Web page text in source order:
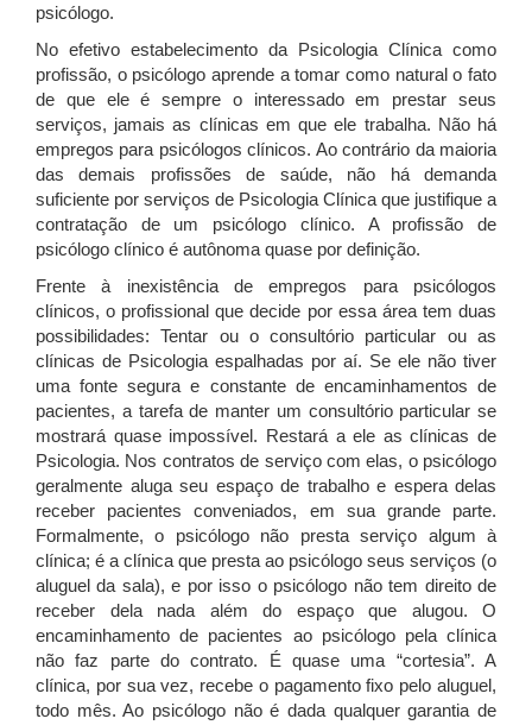
psicólogo.
No efetivo estabelecimento da Psicologia Clínica como
profissão, o psicólogo aprende a tomar como natural o fato
de que ele é sempre o interessado em prestar seus
serviços, jamais as clínicas em que ele trabalha. Não há
empregos para psicólogos clínicos. Ao contrário da maioria
das demais profissões de saúde, não há demanda
suficiente por serviços de Psicologia Clínica que justifique a
contratação de um psicólogo clínico. A profissão de
psicólogo clínico é autônoma quase por definição.
Frente à inexistência de empregos para psicólogos
clínicos, o profissional que decide por essa área tem duas
possibilidades: Tentar ou o consultório particular ou as
clínicas de Psicologia espalhadas por aí. Se ele não tiver
uma fonte segura e constante de encaminhamentos de
pacientes, a tarefa de manter um consultório particular se
mostrará quase impossível. Restará a ele as clínicas de
Psicologia. Nos contratos de serviço com elas, o psicólogo
geralmente aluga seu espaço de trabalho e espera delas
receber pacientes conveniados, em sua grande parte.
Formalmente, o psicólogo não presta serviço algum à
clínica; é a clínica que presta ao psicólogo seus serviços (o
aluguel da sala), e por isso o psicólogo não tem direito de
receber dela nada além do espaço que alugou. O
encaminhamento de pacientes ao psicólogo pela clínica
não faz parte do contrato. É quase uma “cortesia”. A
clínica, por sua vez, recebe o pagamento fixo pelo aluguel,
todo mês. Ao psicólogo não é dada qualquer garantia de